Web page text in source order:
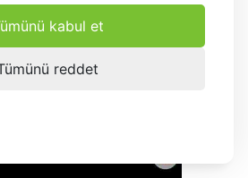
kabul et
reddet